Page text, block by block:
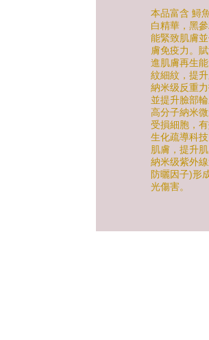
本品富含 鱘
白精華，黑
能緊致肌膚
膚免疫力。
進肌膚再生
紋細紋，提升
納米级反重
並提升臉部輪
高分子納米
受損細胞，有
生化疏導科
肌膚，提升肌
納米级紫外
防曬因子)形
光傷害。